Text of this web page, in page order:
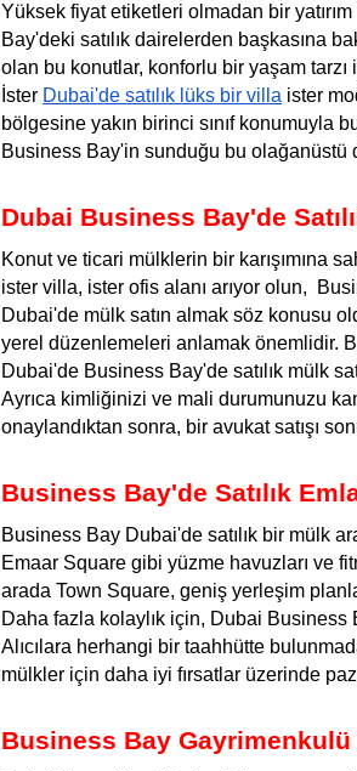
Yüksek fiyat etiketleri olmadan bir
Bay'deki satılık dairelerden başkasına
olan bu konutlar, konforlu bir yaşam tarzı
İster Dubai'de satılık lüks bir villa ister
bölgesine yakın birinci sınıf konumuyla
Business Bay'in sunduğu bu olağanüstü
Dubai Business Bay'de
Konut ve ticari mülklerin bir karışımına
ister villa, ister ofis alanı arıyor olun,
Dubai'de mülk satın almak söz konusu
yerel düzenlemeleri anlamak önemlidir.
Dubai'de Business Bay'de satılık mülk
Ayrıca kimliğinizi ve mali durumunuzu
onaylandıktan sonra, bir avukat satışı
Business Bay'de Satılık
Business Bay Dubai'de satılık bir mülk
Emaar Square gibi yüzme havuzları ve
arada Town Square, geniş yerleşim
Daha fazla kolaylık için, Dubai Business
Alıcılara herhangi bir taahhütte
mülkler için daha iyi fırsatlar üzerinde
Business Bay Gayrimenkulü